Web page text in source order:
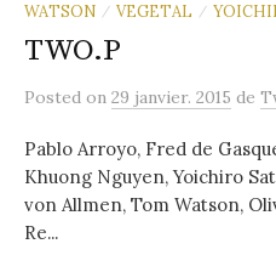
WATSON / VEGETAL /
TWO.P
Posted on 29 janvier. 2015 de
Pablo Arroyo, Fred de
Khuong Nguyen, Yoichiro
von Allmen, Tom Watson,
Re...